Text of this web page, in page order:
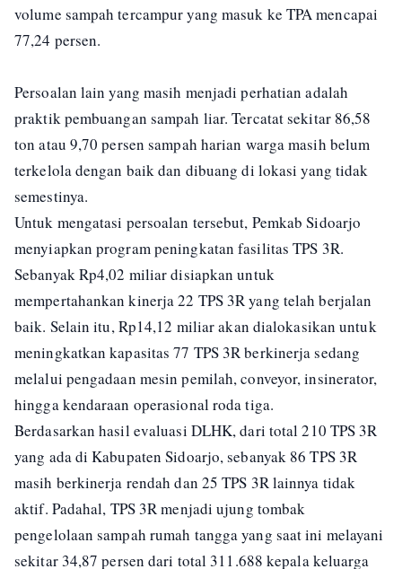
volume sampah tercampur yang masuk ke TPA mencapai
77,24 persen.
Persoalan lain yang masih menjadi perhatian adalah
praktik pembuangan sampah liar. Tercatat sekitar 86,58
ton atau 9,70 persen sampah harian warga masih belum
terkelola dengan baik dan dibuang di lokasi yang tidak
semestinya.
Untuk mengatasi persoalan tersebut, Pemkab Sidoarjo
menyiapkan program peningkatan fasilitas TPS 3R.
Sebanyak Rp4,02 miliar disiapkan untuk
mempertahankan kinerja 22 TPS 3R yang telah berjalan
baik. Selain itu, Rp14,12 miliar akan dialokasikan untuk
meningkatkan kapasitas 77 TPS 3R berkinerja sedang
melalui pengadaan mesin pemilah, conveyor, insinerator,
hingga kendaraan operasional roda tiga.
Berdasarkan hasil evaluasi DLHK, dari total 210 TPS 3R
yang ada di Kabupaten Sidoarjo, sebanyak 86 TPS 3R
masih berkinerja rendah dan 25 TPS 3R lainnya tidak
aktif. Padahal, TPS 3R menjadi ujung tombak
pengelolaan sampah rumah tangga yang saat ini melayani
sekitar 34,87 persen dari total 311.688 kepala keluarga